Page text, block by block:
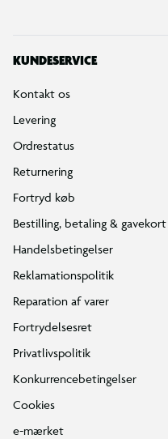
KUNDESERVICE
Kontakt os
Levering
Ordrestatus
Returnering
Fortryd køb
Bestilling, betaling & gavekort
Handelsbetingelser
Reklamationspolitik
Reparation af varer
Fortrydelsesret
Privatlivspolitik
Konkurrencebetingelser
Cookies
e-mærket